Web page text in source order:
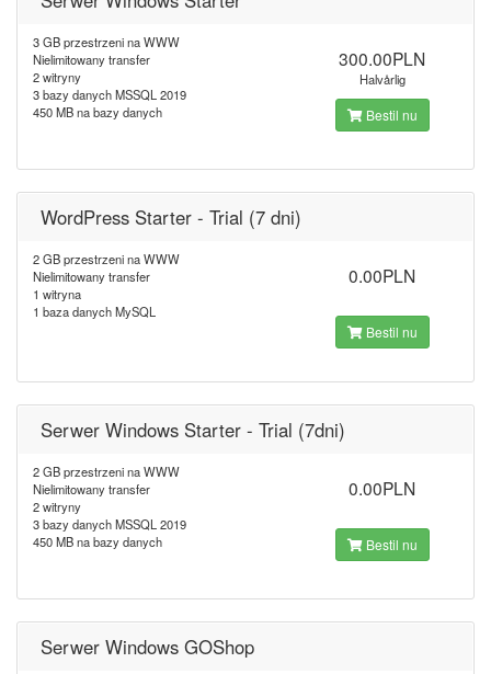
3 GB przestrzeni na WWW
Nielimitowany transfer
2 witryny
3 bazy danych MSSQL 2019
450 MB na bazy danych
300.00PLN
Halvårlig
Bestil nu
WordPress Starter - Trial (7 dni)
2 GB przestrzeni na WWW
Nielimitowany transfer
1 witryna
1 baza danych MySQL
0.00PLN
Bestil nu
Serwer Windows Starter - Trial (7dni)
2 GB przestrzeni na WWW
Nielimitowany transfer
2 witryny
3 bazy danych MSSQL 2019
450 MB na bazy danych
0.00PLN
Bestil nu
Serwer Windows GOShop